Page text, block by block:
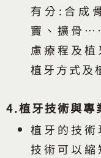
有分:合成
竇、擴骨
慮療程及
植牙方式及
4.植牙技術與專
植牙的技
技術可以